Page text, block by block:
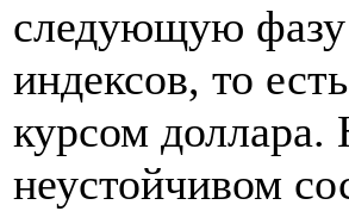
следующую фазу
индексов, то
курсом доллара.
неустойчивом